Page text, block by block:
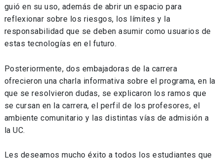
guió en su uso, además de abrir un espacio para
reflexionar sobre los riesgos, los límites y la
responsabilidad que se deben asumir como usuarios de
estas tecnologías en el futuro.
Posteriormente, dos embajadoras de la carrera
ofrecieron una charla informativa sobre el programa, en la
que se resolvieron dudas, se explicaron los ramos que
se cursan en la carrera, el perfil de los profesores, el
ambiente comunitario y las distintas vías de admisión a
la UC.
Les deseamos mucho éxito a todos los estudiantes que